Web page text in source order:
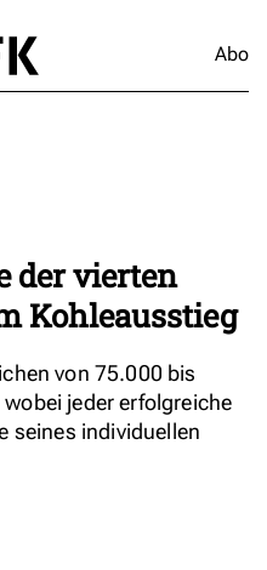
Abo
der vierten
Kohleausstieg
von 75.000 bis
jeder erfolgreiche
seines individuellen